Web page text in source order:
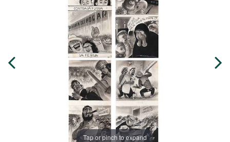
Tap or pinch to expand